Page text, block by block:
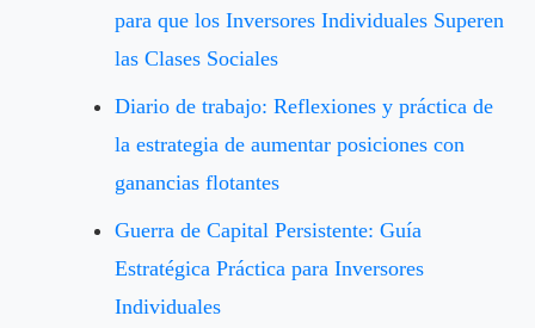
para que los Inversores Individuales Superen
las Clases Sociales
Diario de trabajo: Reflexiones y práctica de
la estrategia de aumentar posiciones con
ganancias flotantes
Guerra de Capital Persistente: Guía
Estratégica Práctica para Inversores
Individuales